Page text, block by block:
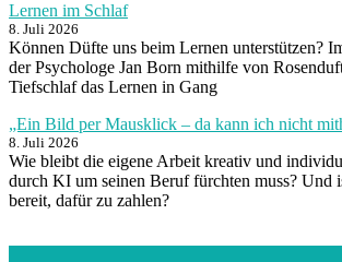
Lernen im Schlaf
8. Juli 2026
Können Düfte uns beim Lernen unterstützen?
der Psychologe Jan Born mithilfe von
Tiefschlaf das Lernen in Gang
„Ein Bild per Mausklick – da kann ich nicht
8. Juli 2026
Wie bleibt die eigene Arbeit kreativ und
durch KI um seinen Beruf fürchten muss? Und
bereit, dafür zu zahlen?